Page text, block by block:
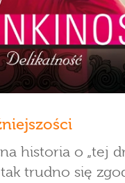
historia o „tej
trudno się